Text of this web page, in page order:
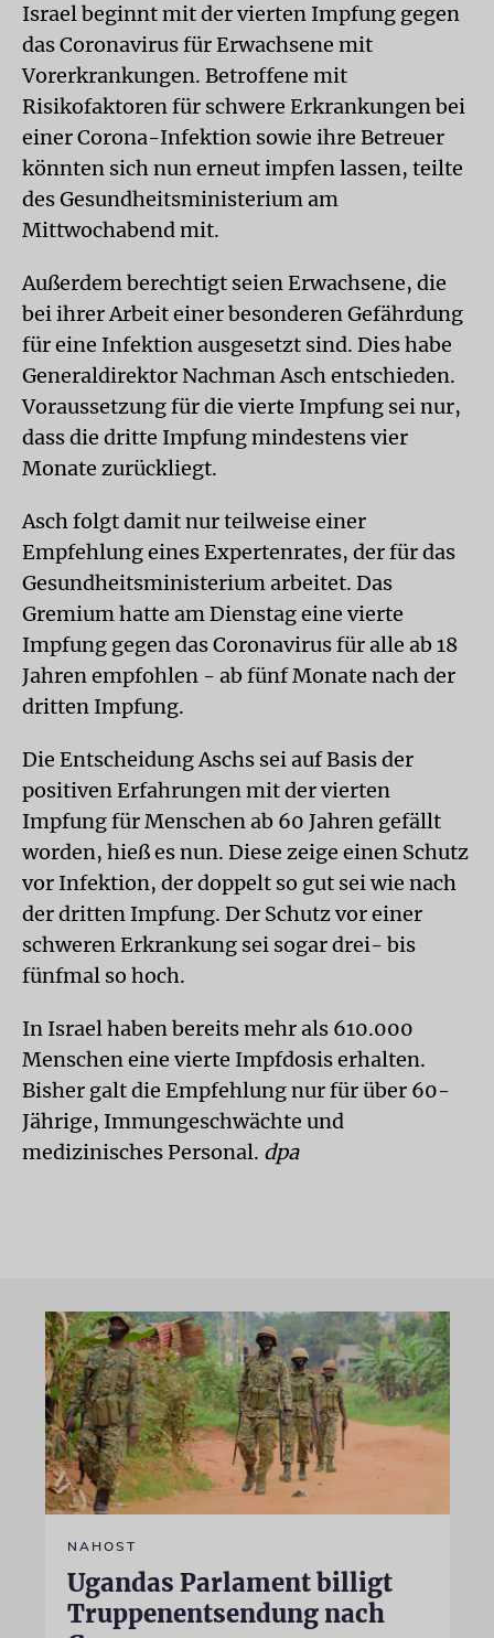
Israel beginnt mit der vierten Impfung gegen
das Coronavirus für Erwachsene mit
Vorerkrankungen. Betroffene mit
Risikofaktoren für schwere Erkrankungen bei
einer Corona-Infektion sowie ihre Betreuer
könnten sich nun erneut impfen lassen, teilte
des Gesundheitsministerium am
Mittwochabend mit.
Außerdem berechtigt seien Erwachsene, die
bei ihrer Arbeit einer besonderen Gefährdung
für eine Infektion ausgesetzt sind. Dies habe
Generaldirektor Nachman Asch entschieden.
Voraussetzung für die vierte Impfung sei nur,
dass die dritte Impfung mindestens vier
Monate zurückliegt.
Asch folgt damit nur teilweise einer
Empfehlung eines Expertenrates, der für das
Gesundheitsministerium arbeitet. Das
Gremium hatte am Dienstag eine vierte
Impfung gegen das Coronavirus für alle ab 18
Jahren empfohlen - ab fünf Monate nach der
dritten Impfung.
Die Entscheidung Aschs sei auf Basis der
positiven Erfahrungen mit der vierten
Impfung für Menschen ab 60 Jahren gefällt
worden, hieß es nun. Diese zeige einen Schutz
vor Infektion, der doppelt so gut sei wie nach
der dritten Impfung. Der Schutz vor einer
schweren Erkrankung sei sogar drei- bis
fünfmal so hoch.
In Israel haben bereits mehr als 610.000
Menschen eine vierte Impfdosis erhalten.
Bisher galt die Empfehlung nur für über 60-
Jährige, Immungeschwächte und
medizinisches Personal. dpa
NAHOST
Ugandas Parlament billigt
Truppenentsendung nach